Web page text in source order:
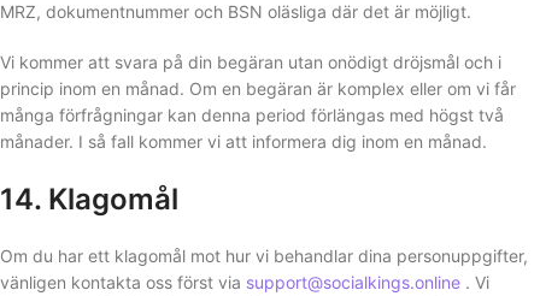
MRZ, dokumentnummer och BSN oläsliga där det är möjligt.
Vi kommer att svara på din begäran utan onödigt dröjsmål och i
princip inom en månad. Om en begäran är komplex eller om vi får
många förfrågningar kan denna period förlängas med högst två
månader. I så fall kommer vi att informera dig inom en månad.
14. Klagomål
Om du har ett klagomål mot hur vi behandlar dina personuppgifter,
vänligen kontakta oss först via support@socialkings.online . Vi